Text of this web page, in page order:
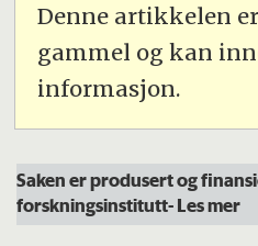
Denne artikkelen
gammel og kan
informasjon.
Saken er produsert og
forskningsinstitutt-Les mer